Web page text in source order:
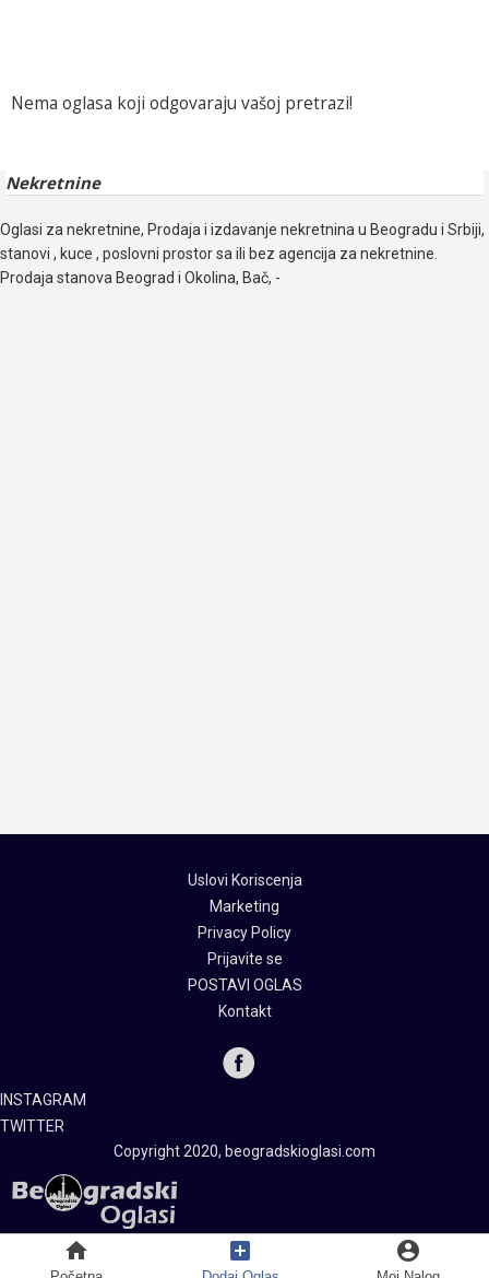
Nema oglasa koji odgovaraju vašoj pretrazi!
Nekretnine
Oglasi za nekretnine, Prodaja i izdavanje nekretnina u Beogradu i Srbiji,
stanovi , kuce , poslovni prostor sa ili bez agencija za nekretnine.
Prodaja stanova Beograd i Okolina, Bač, -
Uslovi Koriscenja
Marketing
Privacy Policy
Prijavite se
POSTAVI OGLAS
Kontakt
INSTAGRAM
TWITTER
Copyright 2020, beogradskioglasi.com
home add_box account_circle